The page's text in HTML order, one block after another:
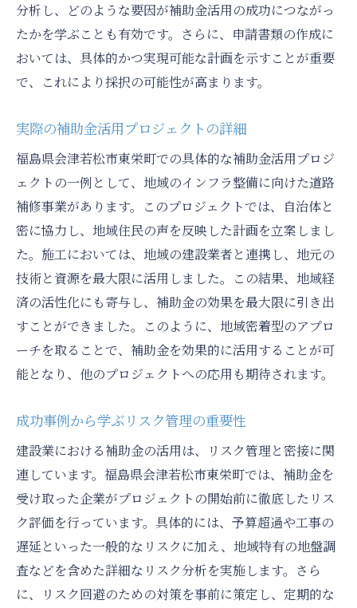
分析し、どのような要因が補助金活用の成功につながっ
たかを学ぶことも有効です。さらに、申請書類の作成に
おいては、具体的かつ実現可能な計画を示すことが重要
で、これにより採択の可能性が高まります。
実際の補助金活用プロジェクトの詳細
福島県会津若松市東栄町での具体的な補助金活用プロジ
ェクトの一例として、地域のインフラ整備に向けた道路
補修事業があります。このプロジェクトでは、自治体と
密に協力し、地域住民の声を反映した計画を立案しまし
た。施工においては、地域の建設業者と連携し、地元の
技術と資源を最大限に活用しました。この結果、地域経
済の活性化にも寄与し、補助金の効果を最大限に引き出
すことができました。このように、地域密着型のアプロ
ーチを取ることで、補助金を効果的に活用することが可
能となり、他のプロジェクトへの応用も期待されます。
成功事例から学ぶリスク管理の重要性
建設業における補助金の活用は、リスク管理と密接に関
連しています。福島県会津若松市東栄町では、補助金を
受け取った企業がプロジェクトの開始前に徹底したリス
ク評価を行っています。具体的には、予算超過や工事の
遅延といった一般的なリスクに加え、地域特有の地盤調
査などを含めた詳細なリスク分析を実施します。さら
に、リスク回避のための対策を事前に策定し、定期的な